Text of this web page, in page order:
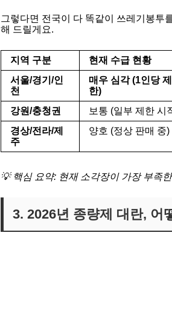
그렇다면 전국이 다 똑같이 쓰레기봉투
해 드릴게요.
지역 구분 현재 수급 현황
서울/경기/인
천
매우 심각 (1인당 제
한)
강원/충청권 보통 (일부 제한 시
경상/전라/제
주
양호 (정상 판매 중)
💡 핵심 요약: 현재 소각장이 가장 부족
3. 2026년 종량제 대란, 어